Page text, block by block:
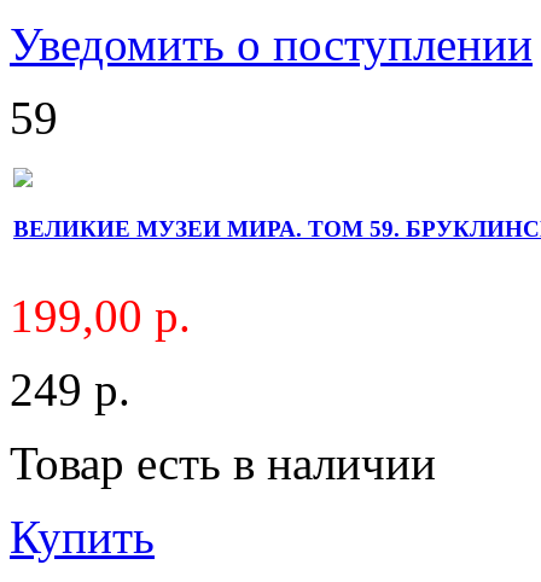
Уведомить о поступлении
59
ВЕЛИКИЕ МУЗЕИ МИРА. ТОМ 59.
199,00 р.
249 р.
Товар есть в наличии
Купить